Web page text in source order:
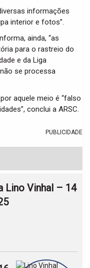
informações
interior e fotos”.
ainda, “as
para o rastreio do
e da Liga
se processa
aquele meio é “falso
conclui a ARSC.
PUBLICIDADE
Lino Vinhal – 14